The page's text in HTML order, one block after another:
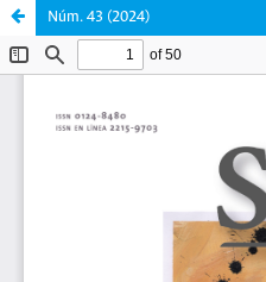
Núm. 43 (2024)